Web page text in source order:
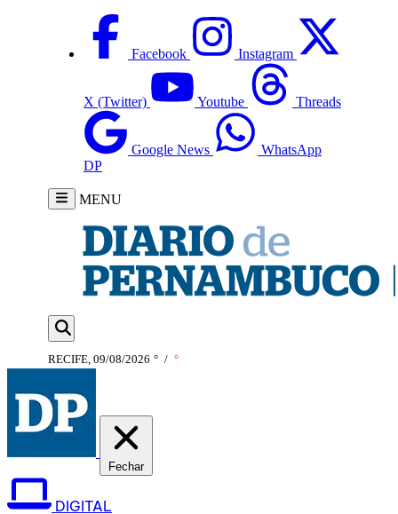
Facebook Instagram
X (Twitter) Youtube Threads
Google News
WhatsApp
DP
MENU
RECIFE, 09/08/2026 ° / °
Fechar
DIGITAL